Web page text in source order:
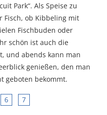
Park“. Als Speise zu
ob Kibbeling mit
Fischbuden oder
schön ist auch die
und abends kann man
genießen, den man
geboten bekommt.
6 7